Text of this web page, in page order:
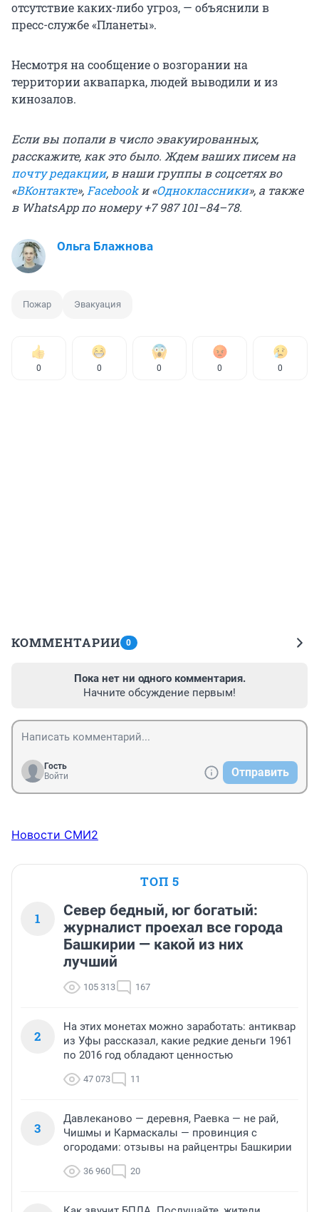
отсутствие каких-либо угроз, — объяснили в
пресс-службе «Планеты».
Несмотря на сообщение о возгорании на
территории аквапарка, людей выводили и из
кинозалов.
Если вы попали в число эвакуированных,
расскажите, как это было. Ждем ваших писем на
почту редакции, в наши группы в соцсетях во
«ВКонтакте», Facebookи «Одноклассники», а также
в WhatsApp по номеру +7 987 101–84–78.
Ольга Блажнова
Пожар Эвакуация
0 0 0 0 0
КОММЕНТАРИИ 0
Пока нет ни одного комментария.
Начните обсуждение первым!
Гость
Войти
Отправить
Новости СМИ2
ТОП 5
1
Север бедный, юг богатый:
журналист проехал все города
Башкирии — какой из них
лучший
105 313 167
2
На этих монетах можно заработать: антиквар
из Уфы рассказал, какие редкие деньги 1961
по 2016 год обладают ценностью
47 073 11
3
Давлеканово — деревня, Раевка — не рай,
Чишмы и Кармаскалы — провинция с
огородами: отзывы на райцентры Башкирии
36 960 20